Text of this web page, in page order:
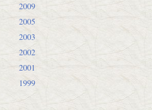
2009
2005
2003
2002
2001
1999